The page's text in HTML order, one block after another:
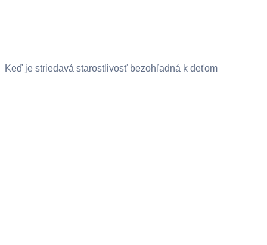
Keď je striedavá starostlivosť bezohľadná k deťom